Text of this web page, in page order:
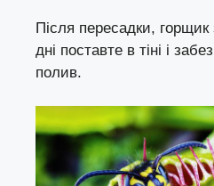
Після пересадки,
дні поставте в тіні і
полив.